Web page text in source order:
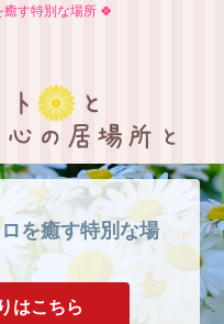
す特別な場所 🍀
を癒す特別な場
はこちら